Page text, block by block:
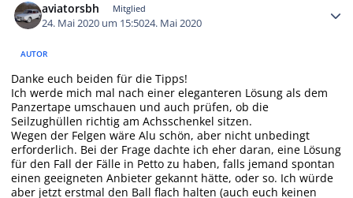
aviatorsbh Mitglied
24. Mai 2020 um 15:5024. Mai 2020
AUTOR
Danke euch beiden für die Tipps!
Ich werde mich mal nach einer eleganteren Lösung als dem
Panzertape umschauen und auch prüfen, ob die
Seilzughüllen richtig am Achsschenkel sitzen.
Wegen der Felgen wäre Alu schön, aber nicht unbedingt
erforderlich. Bei der Frage dachte ich eher daran, eine Lösung
für den Fall der Fälle in Petto zu haben, falls jemand spontan
einen geeigneten Anbieter gekannt hätte, oder so. Ich würde
aber jetzt erstmal den Ball flach halten (auch euch keinen